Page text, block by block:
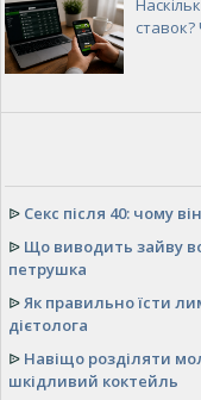
ставок?
ᐉ Секс після 40: чому
ᐉ Що виводить зайву
петрушка
ᐉЯк правильно їсти
дієтолога
ᐉ Навіщо розділяти
шкідливий коктейль